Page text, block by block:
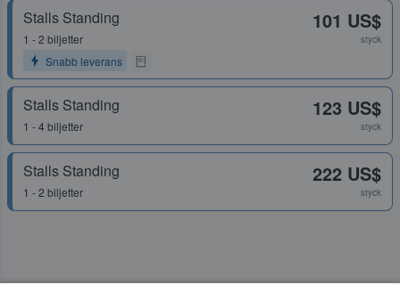
Stalls Standing
1 - 2 biljetter
Snabb leverans
101 US$
styck
Stalls Standing
1 - 4 biljetter
123 US$
styck
Stalls Standing
1 - 2 biljetter
222 US$
styck